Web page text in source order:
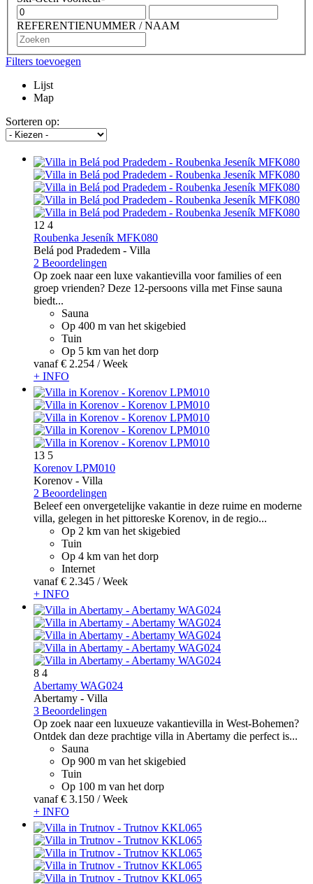
REFERENTIENUMMER / NAAM
Filters toevoegen
Lijst
Map
Sorteren op:
12 4
Roubenka Jeseník MFK080
Belá pod Pradedem - Villa
2 Beoordelingen
Op zoek naar een luxe vakantievilla voor families of een
groep vrienden? Deze 12-persoons villa met Finse sauna
biedt...
Sauna
Op 400 m van het skigebied
Tuin
Op 5 km van het dorp
vanaf € 2.254 / Week
+ INFO
13 5
Korenov LPM010
Korenov - Villa
2 Beoordelingen
Beleef een onvergetelijke vakantie in deze ruime en moderne
villa, gelegen in het pittoreske Korenov, in de regio...
Op 2 km van het skigebied
Tuin
Op 4 km van het dorp
Internet
vanaf € 2.345 / Week
+ INFO
8 4
Abertamy WAG024
Abertamy - Villa
3 Beoordelingen
Op zoek naar een luxueuze vakantievilla in West-Bohemen?
Ontdek dan deze prachtige villa in Abertamy die perfect is...
Sauna
Op 900 m van het skigebied
Tuin
Op 100 m van het dorp
vanaf € 3.150 / Week
+ INFO